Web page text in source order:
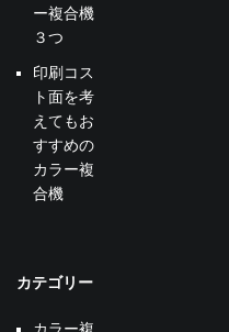
ー複合機
３つ
印刷コス
ト面を考
えてもお
すすめの
カラー複
合機
カテゴリー